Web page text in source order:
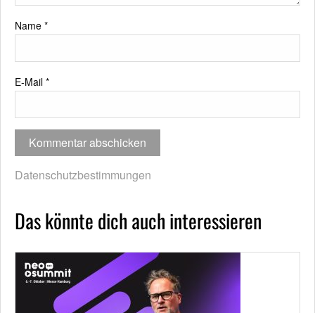
Name *
E-Mail *
Datenschutzbestimmungen
Das könnte dich auch interessieren